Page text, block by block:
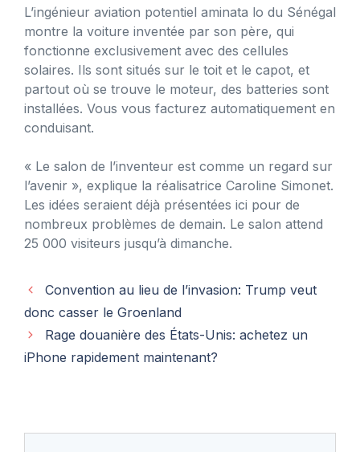
L’ingénieur aviation potentiel aminata lo du Sénégal
montre la voiture inventée par son père, qui
fonctionne exclusivement avec des cellules
solaires. Ils sont situés sur le toit et le capot, et
partout où se trouve le moteur, des batteries sont
installées. Vous vous facturez automatiquement en
conduisant.
« Le salon de l’inventeur est comme un regard sur
l’avenir », explique la réalisatrice Caroline Simonet.
Les idées seraient déjà présentées ici pour de
nombreux problèmes de demain. Le salon attend
25 000 visiteurs jusqu’à dimanche.
Convention au lieu de l’invasion: Trump veut
donc casser le Groenland
Rage douanière des États-Unis: achetez un
iPhone rapidement maintenant?